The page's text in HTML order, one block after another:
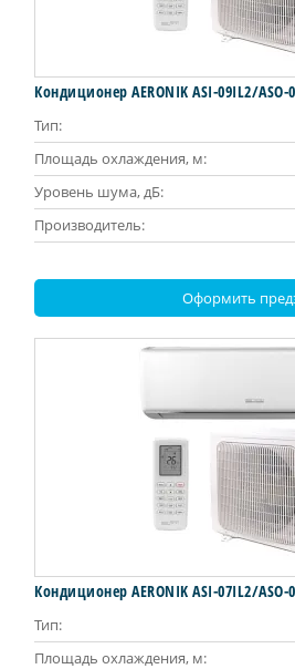
Кондиционер AERONIK ASI-09IL2/
Тип:
Площадь охлаждения, м:
Уровень шума, дБ:
Производитель:
Оформить
Кондиционер AERONIK ASI-07IL2/
Тип:
Площадь охлаждения, м: